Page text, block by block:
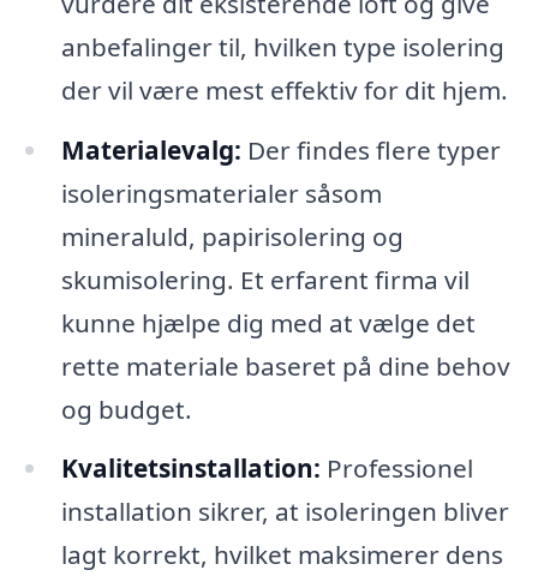
anbefalinger til, hvilken type isolering
der vil være mest effektiv for dit hjem.
Materialevalg: Der findes flere typer
isoleringsmaterialer såsom
mineraluld, papirisolering og
skumisolering. Et erfarent firma vil
kunne hjælpe dig med at vælge det
rette materiale baseret på dine behov
og budget.
Kvalitetsinstallation: Professionel
installation sikrer, at isoleringen bliver
lagt korrekt, hvilket maksimerer dens